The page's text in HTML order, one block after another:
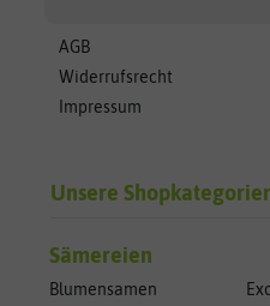
AGB
Widerrufsrecht
Impressum
Unsere
Sämereien
Blumensamen